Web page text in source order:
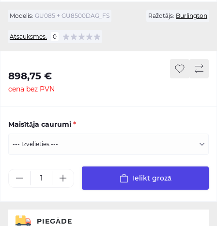
Modelis: GU085 + GU8500DAG_FS Ražotājs: Burlington
Atsauksmes: 0
898,75 €
cena bez PVN
Maisītāja caurumi *
Ielikt grozā
PIEGĀDE